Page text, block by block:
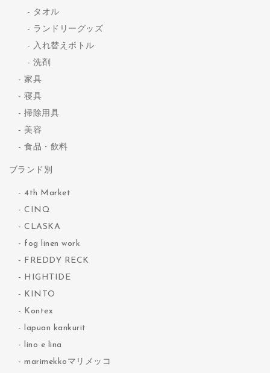
タオル
ランドリーグッズ
入れ替えボトル
洗剤
家具
寝具
掃除用具
美容
食品・飲料
ブランド別
4th Market
CINQ
CLASKA
fog linen work
FREDDY RECK
HIGHTIDE
KINTO
Kontex
lapuan kankurit
lino e lina
marimekkoマリメッコ